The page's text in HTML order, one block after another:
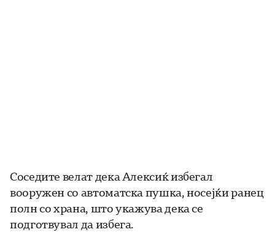
Соседите велат дека Алексиќ избегал
вооружен со автоматска пушка, носејќи ранец
полн со храна, што укажува дека се
подготвувал да избега.